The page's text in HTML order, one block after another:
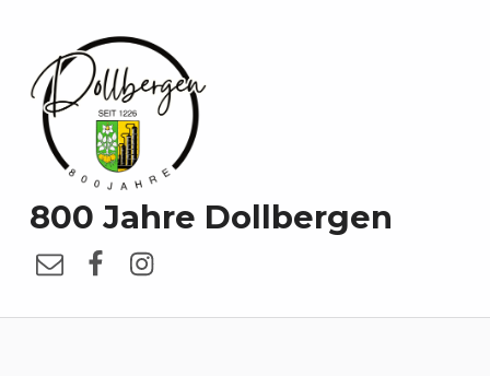
800 Jahre Dollbergen
E-MailFacebook
Instagram